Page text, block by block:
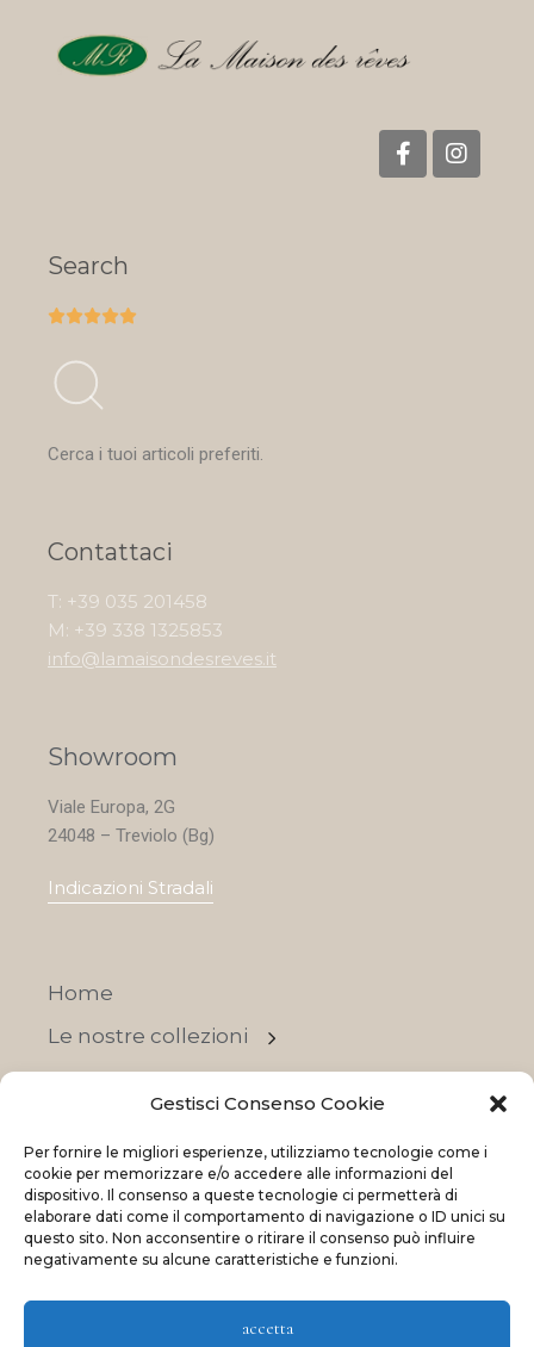
Gestisci Consenso Cookie
Per fornire le migliori esperienze, utilizziamo tecnologie come i
cookie per memorizzare e/o accedere alle informazioni del
dispositivo. Il consenso a queste tecnologie ci permetterà di
elaborare dati come il comportamento di navigazione o ID unici su
questo sito. Non acconsentire o ritirare il consenso può influire
negativamente su alcune caratteristiche e funzioni.
accetta
Search

Cerca i tuoi articoli preferiti.
Contattaci
T: +39 035 201458
M: +39 338 1325853
info@lamaisondesreves.it
Showroom
Viale Europa, 2G
24048 – Treviolo (Bg)
Indicazioni Stradali
Home
Le nostre collezioni
OFFERTE
© 2023 La Maison Des Reves | All rights reserved
and by